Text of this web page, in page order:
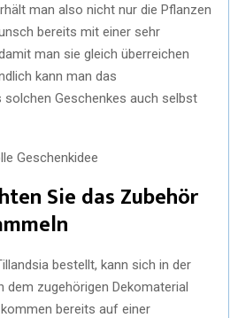
man also nicht nur die Pflanzen
bereits mit einer sehr
man sie gleich überreichen
kann man das
Geschenkes auch selbst
Sie das Zubehör
bestellt, kann sich in der
dem zugehörigen Dekomaterial
bereits auf einer